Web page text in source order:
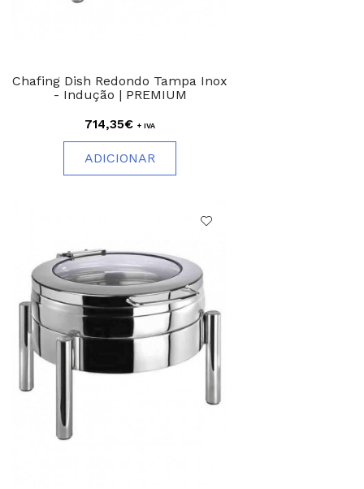
Chafing Dish Redondo Tampa Inox
- Indução | PREMIUM
714,35€ + IVA
ADICIONAR